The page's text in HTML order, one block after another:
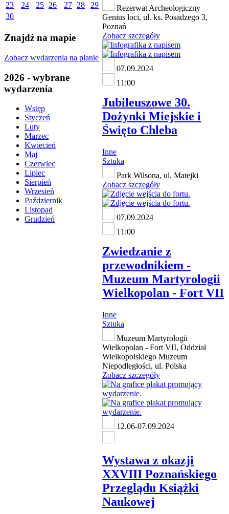
23
24 25 26 27 28
29
30
Znajdź na mapie
Zobacz wydarzenia na planie
2026 - wybrane
wydarzenia
Wstęp
Styczeń
Luty
Marzec
Kwiecień
Maj
Czerwiec
Lipiec
Sierpień
Wrzesień
Październik
Listopad
Grudzień
Rezerwat Archeologiczny
Genius loci, ul. ks. Posadzego 3,
Poznań
Zobacz szczegóły
07.09.2024
11:00
Jubileuszowe 30.
Dożynki Miejskie i
Święto Chleba
Inne
Sztuka
Park Wilsona, ul. Matejki
Zobacz szczegóły
07.09.2024
11:00
Zwiedzanie z
przewodnikiem -
Muzeum Martyrologii
Wielkopolan - Fort VII
Inne
Sztuka
Muzeum Martyrologii
Wielkopolan - Fort VII, Oddział
Wielkopolskiego Muzeum
Niepodległości, ul. Polska
Zobacz szczegóły
12.06-07.09.2024
Wystawa z okazji
XXVIII Poznańskiego
Przeglądu Książki
Naukowej